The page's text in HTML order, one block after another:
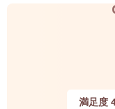
満足度